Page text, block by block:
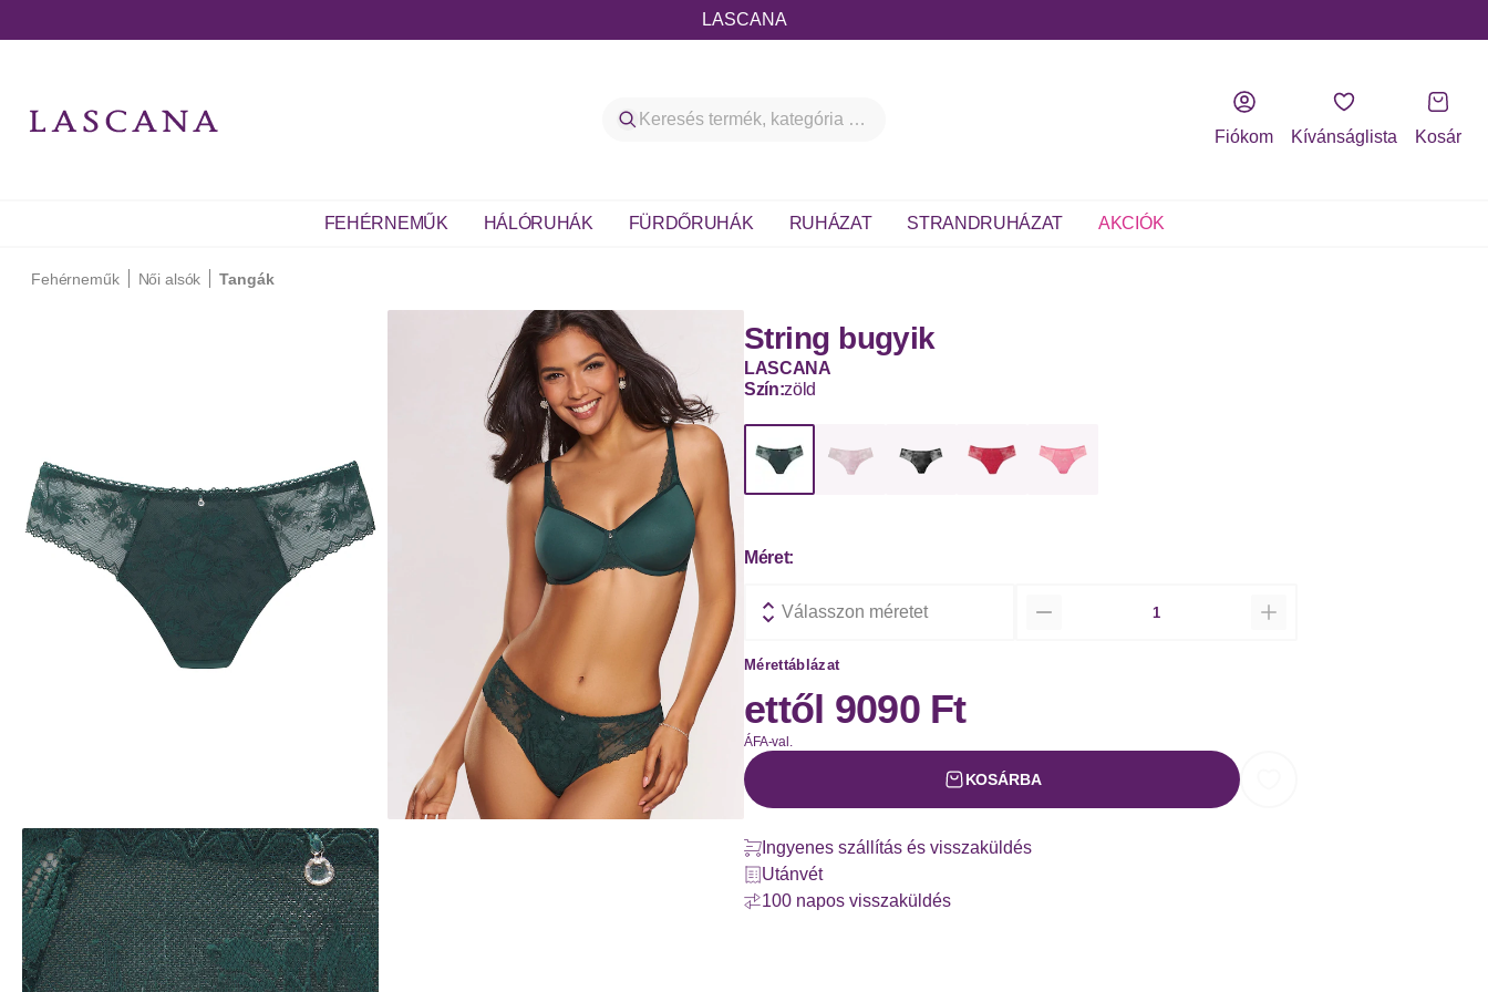
LASCANA
Fiókom Kívánságlista Kosár
FEHÉRNEMŰK HÁLÓRUHÁK FÜRDŐRUHÁK RUHÁZAT STRANDRUHÁZAT AKCIÓK
Fehérneműk Női alsók Tangák
String bugyik
LASCANA
Szín:zöld
Méret:
Válasszon méretet
Mérettáblázat
ettől 9090 Ft
ÁFA-val.
KOSÁRBA
Ingyenes szállítás és visszaküldés
Utánvét
100 napos visszaküldés